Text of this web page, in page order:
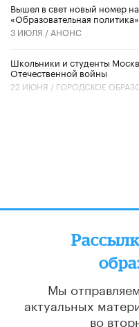
Вышел в свет новый номер
«Образовательная
3 ИЮЛЯ / АНОНС
Школьники и студенты
Отечественной войны
22 ИЮНЯ / ГОРОДСКОЕ
Мы
актуальных
во